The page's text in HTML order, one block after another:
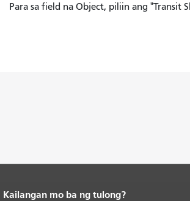
Para sa field na Object, piliin ang "Transit
Katapusan ng nilalaman ng
Kailangan mo ba ng tulong?